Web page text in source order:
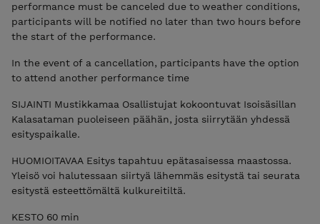
performance must be canceled due to weather conditions,
participants will be notified no later than two hours before
the start of the performance.
In the event of a cancellation, participants have the option
to attend another performance time
SIJAINTI Mustikkamaa Osallistujat kokoontuvat Isoisäsillan
Kalasataman puoleiseen päähän, josta siirrytään yhdessä
esityspaikalle.
HUOMIOITAVAA Esitys tapahtuu epätasaisessa maastossa.
Yleisö voi halutessaan siirtyä lähemmäs esitystä tai seurata
esitystä esteettömältä kulkureitiltä.
KESTO 60 min